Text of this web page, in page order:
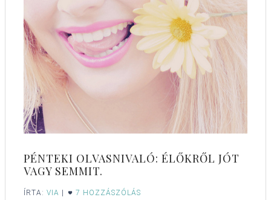
PÉNTEKI OLVASNIVALÓ: ÉLŐKRŐL JÓT
VAGY SEMMIT.
ÍRTA: VIA 7 HOZZÁSZÓLÁS